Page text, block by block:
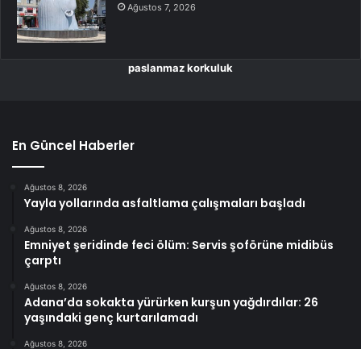
Ağustos 7, 2026
paslanmaz korkuluk
En Güncel Haberler
Ağustos 8, 2026
Yayla yollarında asfaltlama çalışmaları başladı
Ağustos 8, 2026
Emniyet şeridinde feci ölüm: Servis şoförüne midibüs
çarptı
Ağustos 8, 2026
Adana’da sokakta yürürken kurşun yağdırdılar: 26
yaşındaki genç kurtarılamadı
Ağustos 8, 2026